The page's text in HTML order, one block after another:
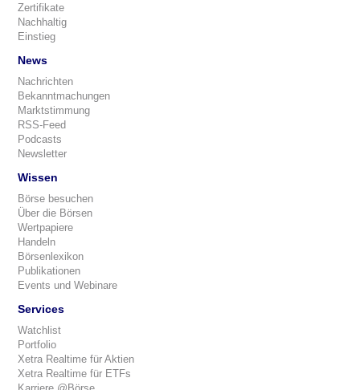
Zertifikate
Nachhaltig
Einstieg
News
Nachrichten
Bekanntmachungen
Marktstimmung
RSS-Feed
Podcasts
Newsletter
Wissen
Börse besuchen
Über die Börsen
Wertpapiere
Handeln
Börsenlexikon
Publikationen
Events und Webinare
Services
Watchlist
Portfolio
Xetra Realtime für Aktien
Xetra Realtime für ETFs